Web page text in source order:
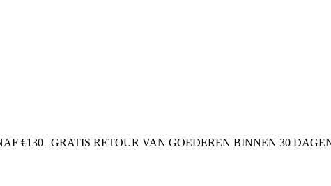
€130 | GRATIS RETOUR VAN GOEDEREN BINNEN 30